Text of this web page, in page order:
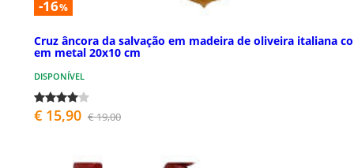
-16%
Cruz âncora da salvação em madeira de oliveira italiana
em metal 20x10 cm
DISPONÍVEL
€ 15,90 € 19,00